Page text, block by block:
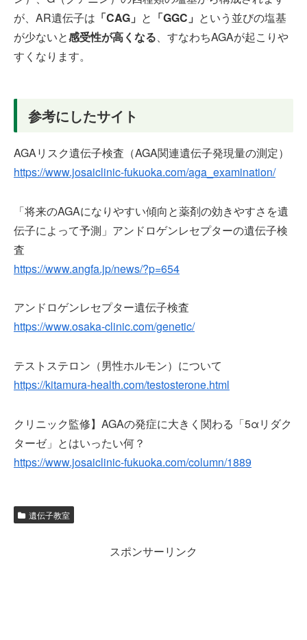
が、AR遺伝子は 「CAG」 と 「GGC」 という並びの塩基
が少ないと感受性が高くなる、すなわちAGAが起こりや
すくなります。
参考にしたサイト
AGAリスク遺伝子検査（AGA関連遺伝子発現量の測定）
https://www.josaiclinic-fukuoka.com/aga_examination/
「将来のAGAになりやすい傾向と薬剤の効きやすさを遺
伝子によって予測」アンドロゲンレセプターの遺伝子検
査
https://www.angfa.jp/news/?p=654
アンドロゲンレセプター遺伝子検査
https://www.osaka-clinic.com/genetic/
テストステロン（男性ホルモン）について
https://kitamura-health.com/testosterone.html
クリニック監修】AGAの発症に大きく関わる「5αリダク
ターゼ」とはいったい何？
https://www.josaiclinic-fukuoka.com/column/1889
遺伝子教室
スポンサーリンク